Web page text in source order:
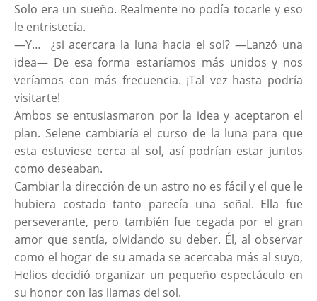
Solo era un sueño. Realmente no podía tocarle y eso
le entristecía.
—Y… ¿si acercara la luna hacia el sol? —Lanzó una
idea— De esa forma estaríamos más unidos y nos
veríamos con más frecuencia. ¡Tal vez hasta podría
visitarte!
Ambos se entusiasmaron por la idea y aceptaron el
plan. Selene cambiaría el curso de la luna para que
esta estuviese cerca al sol, así podrían estar juntos
como deseaban.
Cambiar la dirección de un astro no es fácil y el que le
hubiera costado tanto parecía una señal. Ella fue
perseverante, pero también fue cegada por el gran
amor que sentía, olvidando su deber. Él, al observar
como el hogar de su amada se acercaba más al suyo,
Helios decidió organizar un pequeño espectáculo en
su honor con las llamas del sol.